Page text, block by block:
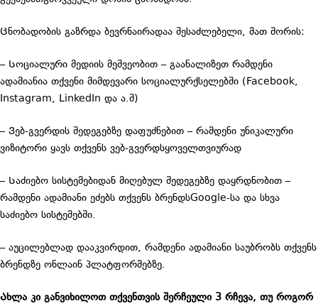
Ცნობადობის გაზრდა ბევრნაირადაა შესაძლებელი, მათ შორის:
– Სოციალური მედიის მეშვეობით – გაანალიზეთ რამდენი
ადამიანია თქვენი მიმდევარი სოციალურქსელებში (Facebook,
Instagram, LinkedIn და ა.შ)
– Ვებ-გვერდის შედეგებზე დაფუძნებით – რამდენი უნიკალური
ვიზიტორი ყავს თქვენს ვებ-გვერდსყოველთვიურად
– Საძიებო სისტემებიდან მიღებულ შედეგებზე დაყრდნობით –
რამდენი ადამიანი ეძებს თქვენს ბრენდსGoogle-სა და სხვა
საძიებო სისტემებში.
– აუცილებლად დააკვირდით, რამდენი ადამიანი საუბრობს თქვენს
ბრენდზე ონლაინ პლატფორმებზე.
Ახლა კი განვიხილოთ თქვენთვის შერჩეული 3 რჩევა, თუ როგორ